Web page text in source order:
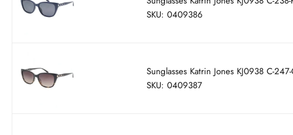
SKU: 0409386
Sunglasses Katrin Jones KJ0938 C-
SKU: 0409387